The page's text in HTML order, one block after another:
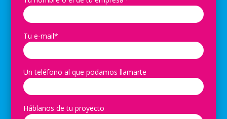
Tu e-mail*
Un teléfono al que podamos llamarte
Háblanos de tu proyecto